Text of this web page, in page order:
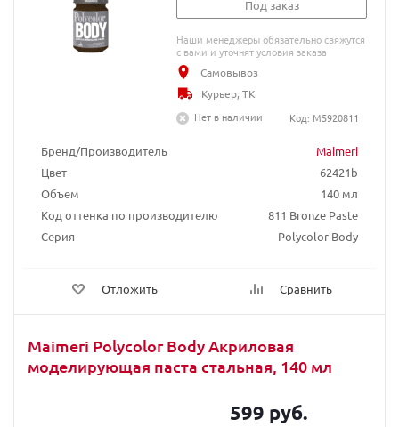
Бренд/Производитель
Maimeri
Цвет
62421b
Объем
140 мл
Код оттенка по производителю
811 Bronze Paste
Серия
Polycolor Body
Отложить Сравнить
Под заказ
Наши менеджеры обязательно свяжутся
с вами и уточнят условия заказа
Самовывоз
Курьер, ТК
Нет в наличии
Код: M5920811
Maimeri Polycolor Body Акриловая
моделирующая паста стальная, 140 мл
599 руб.